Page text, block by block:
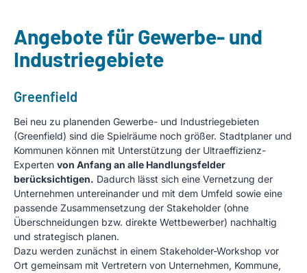
Angebote für Gewerbe- und
Industriegebiete
Greenfield
Bei neu zu planenden Gewerbe- und Industriegebieten
(Greenfield) sind die Spielräume noch größer. Stadtplaner und
Kommunen können mit Unterstützung der Ultraeffizienz-
Experten von Anfang an alle Handlungsfelder
berücksichtigen. Dadurch lässt sich eine Vernetzung der
Unternehmen untereinander und mit dem Umfeld sowie eine
passende Zusammensetzung der Stakeholder (ohne
Überschneidungen bzw. direkte Wettbewerber) nachhaltig
und strategisch planen.
Dazu werden zunächst in einem Stakeholder-Workshop vor
Ort gemeinsam mit Vertretern von Unternehmen, Kommune,